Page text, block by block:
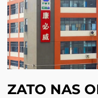
ZATO NAS